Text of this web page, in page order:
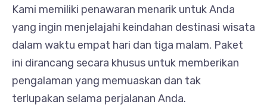
Kami memiliki penawaran menarik untuk Anda
yang ingin menjelajahi keindahan destinasi wisata
dalam waktu empat hari dan tiga malam. Paket
ini dirancang secara khusus untuk memberikan
pengalaman yang memuaskan dan tak
terlupakan selama perjalanan Anda.